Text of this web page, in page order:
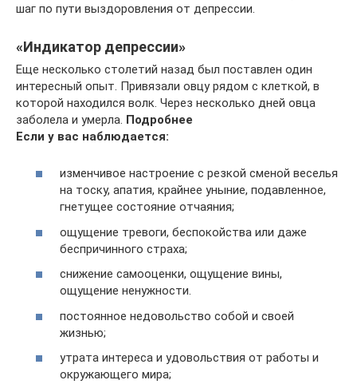
шаг по пути выздоровления от депрессии.
«Индикатор депрессии»
Еще несколько столетий назад был поставлен один
интересный опыт. Привязали овцу рядом с клеткой, в
которой находился волк. Через несколько дней овца
заболела и умерла. Подробнее
Если у вас наблюдается:
изменчивое настроение с резкой сменой веселья
на тоску, апатия, крайнее уныние, подавленное,
гнетущее состояние отчаяния;
ощущение тревоги, беспокойства или даже
беспричинного страха;
снижение самооценки, ощущение вины,
ощущение ненужности.
постоянное недовольство собой и своей
жизнью;
утрата интереса и удовольствия от работы и
окружающего мира;